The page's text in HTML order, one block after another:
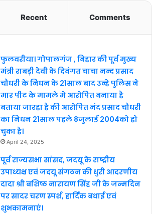
Recent Comments
फुलवरीया। गोपालगंज , बिहार की पूर्व मुख्य
मंत्री राबड़ी देवी के दिवंगत चाचा नन्द प्रसाद
चौधरी के निधन के 21साल बाद उन्हे पुलिस ने
मार पीट के मामले मे आरोपित बनाया है
बताया जारहा है की आरोपित नंद प्रसाद चौधरी
का निधन 21साल पहले 8जुलाई 2004को हो
चुका है।
April 24, 2025
पूर्व राज्यसभा सांसद, जदयू के राष्ट्रीय
उपाध्यक्ष एवं जदयू संगठन की धुरी आदरणीय
दादा श्री बशिष्ठ नारायण सिंह जी के जन्मदिन
पर सादर चरण स्पर्श, हार्दिक बधाई एवं
शुभकामनाएं।